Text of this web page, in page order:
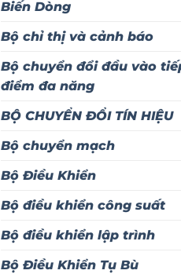
Biến Dòng
Bộ chỉ thị và cảnh báo
Bộ chuyển đổi đầu vào
điểm đa năng
BỘ CHUYỂN ĐỔI TÍN HIỆU
Bộ chuyển mạch
Bộ Điều Khiển
Bộ điều khiển công suất
Bộ điều khiển lập trình
Bộ Điều Khiển Tụ Bù